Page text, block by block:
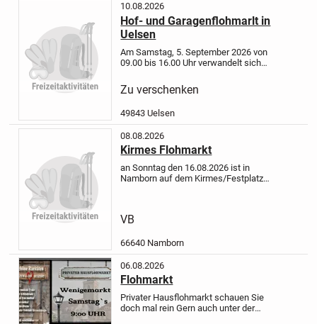
10.08.2026
Hof- und Garagenflohmarlt in
Uelsen
Am Samstag, 5. September 2026 von
09.00 bis 16.00 Uhr verwandelt sich
sechsten Mal in ein buntes
Flohmarktparadies.Auf der eigenen
Zu verschenken
49843 Uelsen
08.08.2026
Kirmes Flohmarkt
an Sonntag den 16.08.2026 ist in
Namborn auf dem Kirmes/Festplatz
5€Jeder kann mitmachen
VB
66640 Namborn
06.08.2026
Flohmarkt
Privater Hausflohmarkt schauen Sie
doch mal rein Gern auch unter der